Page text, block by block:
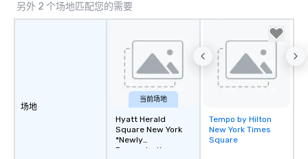
另外 2 个场地匹配您的需要
场地
当前场地
Hyatt Herald
Square New York
*Newly
Renovated*
Removed from
favorites
Tempo by Hilton
New York Times
Square